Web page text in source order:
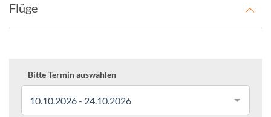
Flüge
Bitte Termin auswählen
10.10.2026 - 24.10.2026